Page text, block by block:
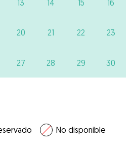
13 14 15 16
20 21 22 23
27 28 29 30
No disponible